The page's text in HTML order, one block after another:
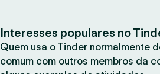
Interesses populares no
Quem usa o Tinder normalmente
comum com outros membros da